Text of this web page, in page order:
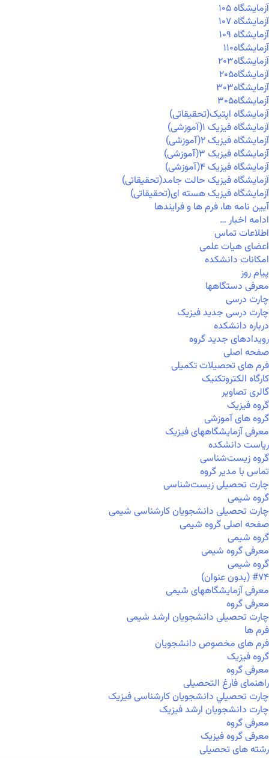
آزمايشگاه ۱۰۵
آزمايشگاه ۱۰۷
آزمايشگاه ۱۰۹
آزمايشگاه۱۱۰
آزمايشگاه۲۰۳
آزمايشگاه۲۰۵
آزمايشگاه۳۰۳
آزمايشگاه۳۰۵
آزمایشگاه اپتیک(تحقیقاتی)
آزمایشگاه فیزیک ۱(آموزشی)
آزمایشگاه فیزیک ۲(آموزشی)
آزمایشگاه فیزیک ۳(آموزشی)
آزمایشگاه فیزیک ۴(آموزشی)
آزمایشگاه فیزیک حالت جامد(تحقیقاتی)
آزمایشگاه فیزیک هسته ای(تحقیقاتی)
آیین نامه ها، فرم ها و فرایندها
ادامه اخبار …
اطلاعات تماس
اعضای هیات علمی
امکانات دانشکده
پیام روز
معرفی دستگاهها
چارت درسی
چارت درسی جدید فیزیک
درباره دانشکده
رویدادهای جدید گروه
صفحه اصلی
فرم های تحصیلات تکمیلی
کارگاه الکتروتکنیک
گالری تصاویر
گروه فیزیک
گروه های آموزشی
معرفی آزمایشگاههای فیزیک
ریاست دانشکده
گروه زیست‌شناسی
تماس با مدیر گروه
چارت تحصیلی زیست‌شناسی
گروه شیمی
چارت تحصیلی دانشجویان کارشناسی شیمی
صفحه اصلی گروه شیمی
گروه شیمی
معرفی گروه شیمی
گروه شیمی
#۷۴ (بدون عنوان)
معرفی آزمایشگاههای شیمی
معرفی گروه
چارت تحصیلی دانشجویان ارشد شیمی
فرم ها
فرم های مخصوص دانشجویان
گروه فیزیک
معرفی گروه
راهنمای فارغ التحصیلی
چارت تحصيلي دانشجویان کارشناسی فیزیک
چارت دانشجویان ارشد فیزیک
معرفی گروه
معرفی گروه فیزیک
رشته های تحصیلی